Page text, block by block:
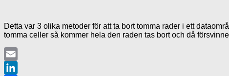
Detta var 3 olika metoder för att ta bort tomma rader i ett
tomma celler så kommer hela den raden tas bort och då
Email